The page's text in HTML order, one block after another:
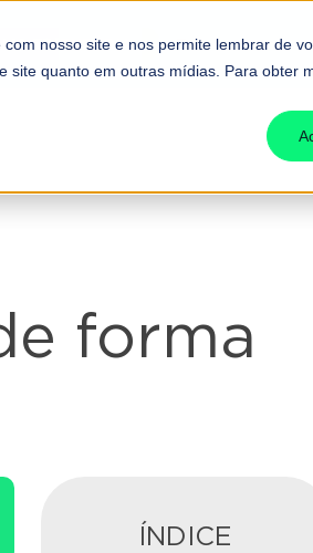
nosso site e nos permite lembrar de
site quanto em outras mídias. Para obter
TRIBUTÁRIA Fale conosco
forma
ÍNDICE